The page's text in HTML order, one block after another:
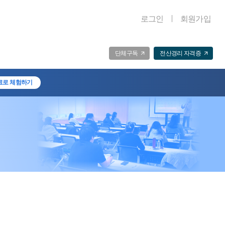
로그인 회원가입
단체구독 전산경리 자격증
체험하기